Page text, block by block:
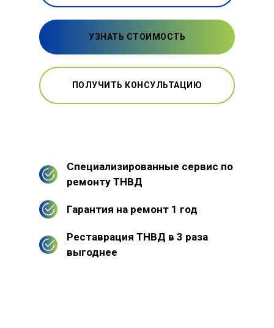
УЗНАТЬ СТОИМОСТЬ
ПОЛУЧИТЬ КОНСУЛЬТАЦИЮ
Специализированные сервис по
ремонту ТНВД
Гарантия на ремонт 1 год
Реставрация ТНВД в 3 раза
выгоднее